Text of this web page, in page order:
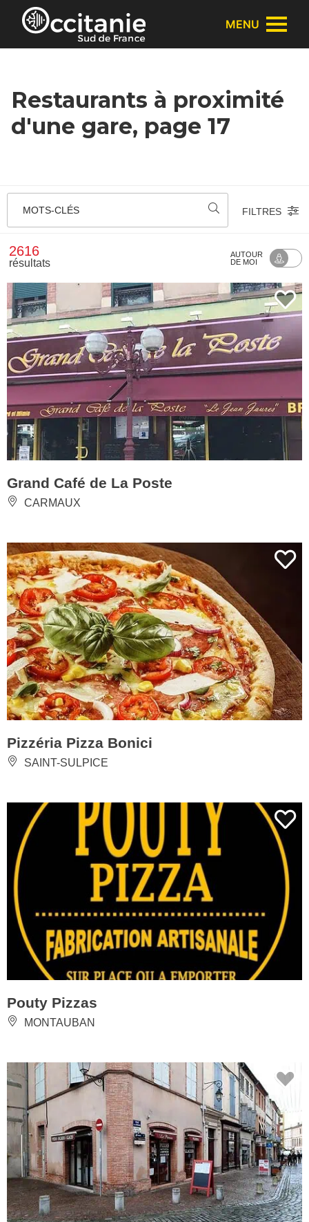
Panneau de gestion des cookies
MENU
Restaurants à proximité
d'une gare, page 17
MOTS-CLÉS FILTRES
2616
résultats
AUTOUR
DE MOI
Grand Café de La Poste
CARMAUX
Pizzéria Pizza Bonici
SAINT-SULPICE
Pouty Pizzas
MONTAUBAN